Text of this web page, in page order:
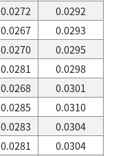
0.0272
0.0292
0.0267
0.0293
0.0270
0.0295
0.0281
0.0298
0.0268
0.0301
0.0285
0.0310
0.0283
0.0304
0.0281
0.0304